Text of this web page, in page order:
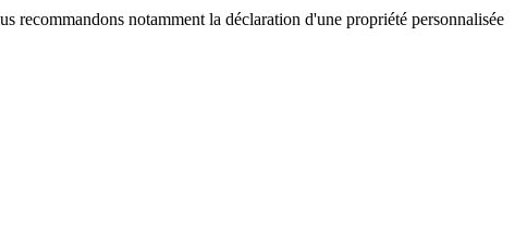
recommandons notamment la déclaration d'une propriété personnalisée